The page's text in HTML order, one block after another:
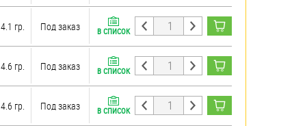
4.1 гр. Под заказ В СПИСОК
4.6 гр. Под заказ В СПИСОК
4.6 гр. Под заказ В СПИСОК